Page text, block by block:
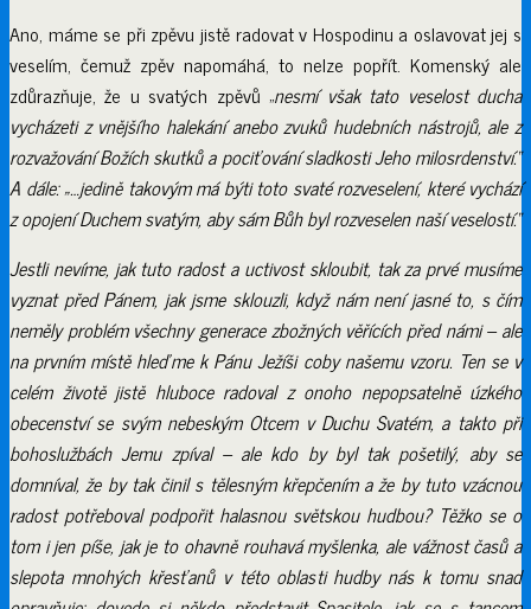
Ano, máme se při zpěvu jistě radovat v Hospodinu a oslavovat jej s
veselím, čemuž zpěv napomáhá, to nelze popřít. Komenský ale
zdůrazňuje, že u svatých zpěvů „nesmí však tato veselost ducha
vycházeti z vnějšího halekání anebo zvuků hudebních nástrojů, ale z
rozvažování Božích skutků a pociťování sladkosti Jeho milosrdenství.“
A dále: „…jedině takovým má býti toto svaté rozveselení, které vychází
z opojení Duchem svatým, aby sám Bůh byl rozveselen naší veselostí.“
Jestli nevíme, jak tuto radost a uctivost skloubit, tak za prvé musíme
vyznat před Pánem, jak jsme sklouzli, když nám není jasné to, s čím
neměly problém všechny generace zbožných věřících před námi – ale
na prvním místě hleďme k Pánu Ježíši coby našemu vzoru. Ten se v
celém životě jistě hluboce radoval z onoho nepopsatelně úzkého
obecenství se svým nebeským Otcem v Duchu Svatém, a takto při
bohoslužbách Jemu zpíval – ale kdo by byl tak pošetilý, aby se
domníval, že by tak činil s tělesným křepčením a že by tuto vzácnou
radost potřeboval podpořit halasnou světskou hudbou? Těžko se o
tom i jen píše, jak je to ohavně rouhavá myšlenka, ale vážnost časů a
slepota mnohých křesťanů v této oblasti hudby nás k tomu snad